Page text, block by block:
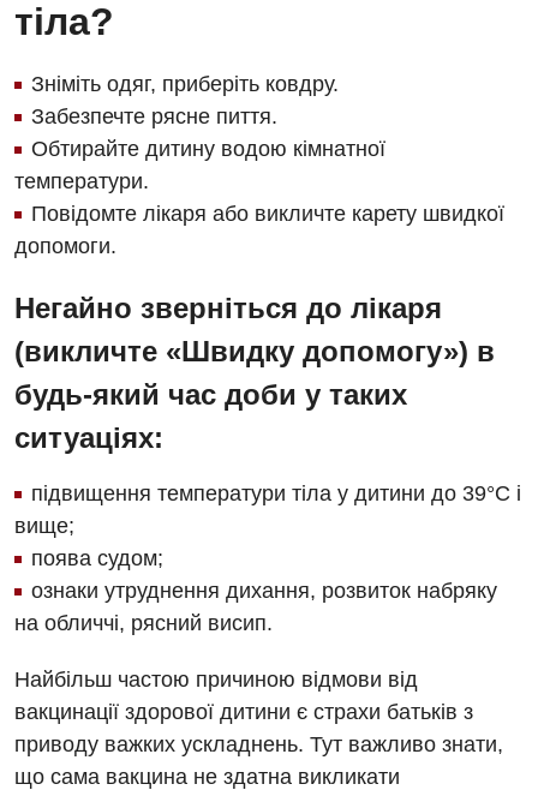
тіла?
Зніміть одяг, приберіть ковдру.
Забезпечте рясне пиття.
Обтирайте дитину водою кімнатної
температури.
Повідомте лікаря або викличте карету швидкої
допомоги.
Негайно зверніться до лікаря
(викличте «Швидку допомогу») в
будь-який час доби у таких
ситуаціях:
підвищення температури тіла у дитини до 39°C і
вище;
поява судом;
ознаки утруднення дихання, розвиток набряку
на обличчі, рясний висип.
Найбільш частою причиною відмови від
вакцинації здорової дитини є страхи батьків з
приводу важких ускладнень. Тут важливо знати,
що сама вакцина не здатна викликати